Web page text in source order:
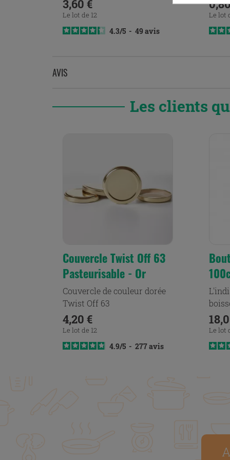
Prix
3,60 €
Le lot de 12
4.3/5 - 49 avis
Le lot
AVIS
Les clients
Couvercle Twist Off 63
Pasteurisable - Or
Couvercle de couleur dorée
Twist Off 63
Prix
4,20 €
Le lot de 12
4.9/5 - 277avis
le
Le lot